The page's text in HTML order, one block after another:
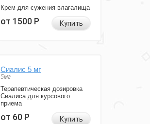
Крем для сужения влагалища
от 1500Р Купить
Сиалис 5 мг
5мг
Терапевтическая дозировка
Сиалиса для курсового
приема
от 60Р Купить